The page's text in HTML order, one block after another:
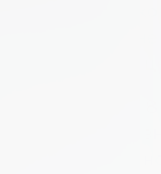
— 12 $. Этот
право (не
компании по
упадут до 8
деньгах». Это
— ниже